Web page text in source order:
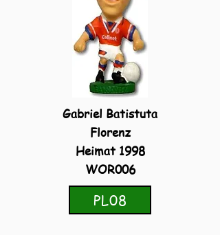
Gabriel Batistuta
Florenz
Heimat 1998
WOR006
PL08